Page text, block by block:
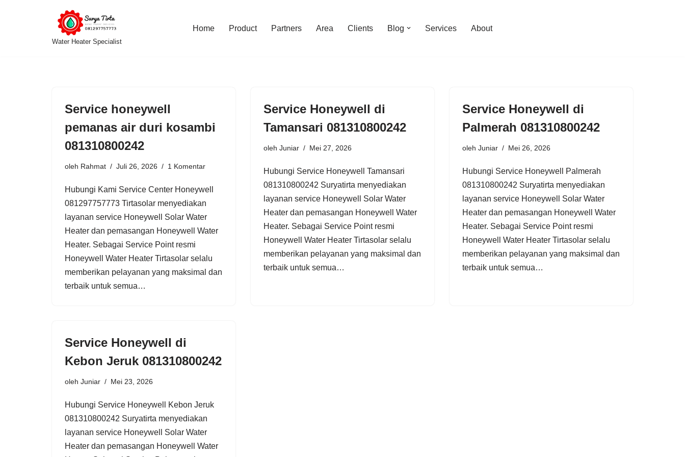
Water Heater Specialist
Home Product Partners Area Clients Blog Services About
Service honeywell
pemanas air duri kosambi
081310800242
oleh Rahmat Juli 26, 2026 1 Komentar
Hubungi Kami Service Center Honeywell
081297757773 Tirtasolar menyediakan
layanan service Honeywell Solar Water
Heater dan pemasangan Honeywell Water
Heater. Sebagai Service Point resmi
Honeywell Water Heater Tirtasolar selalu
memberikan pelayanan yang maksimal dan
terbaik untuk semua…
Service Honeywell di
Tamansari 081310800242
oleh Juniar Mei 27, 2026
Hubungi Service Honeywell Tamansari
081310800242 Suryatirta menyediakan
layanan service Honeywell Solar Water
Heater dan pemasangan Honeywell Water
Heater. Sebagai Service Point resmi
Honeywell Water Heater Tirtasolar selalu
memberikan pelayanan yang maksimal dan
terbaik untuk semua…
Service Honeywell di
Palmerah 081310800242
oleh Juniar Mei 26, 2026
Hubungi Service Honeywell Palmerah
081310800242 Suryatirta menyediakan
layanan service Honeywell Solar Water
Heater dan pemasangan Honeywell Water
Heater. Sebagai Service Point resmi
Honeywell Water Heater Tirtasolar selalu
memberikan pelayanan yang maksimal dan
terbaik untuk semua…
Service Honeywell di
Kebon Jeruk 081310800242
oleh Juniar Mei 23, 2026
Hubungi Service Honeywell Kebon Jeruk
081310800242 Suryatirta menyediakan
layanan service Honeywell Solar Water
Heater dan pemasangan Honeywell Water